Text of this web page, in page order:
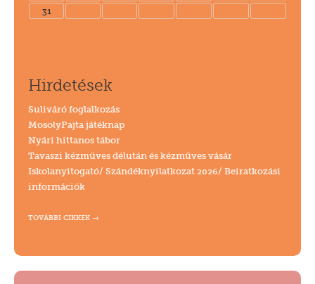
31
Hirdetések
Suliváró foglalkozás
MosolyPajta játéknap
Nyári hittanos tábor
Tavaszi kézműves délután és kézműves vásár
Iskolanyitogató/ Szándéknyilatkozat 2026/ Beiratkozási
információk
TOVÁBBI CIKKEK